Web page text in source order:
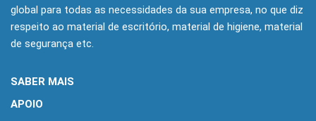
global para todas as necessidades da sua empresa, no que diz
respeito ao material de escritório, material de higiene, material
de segurança etc.
SABER MAIS
APOIO